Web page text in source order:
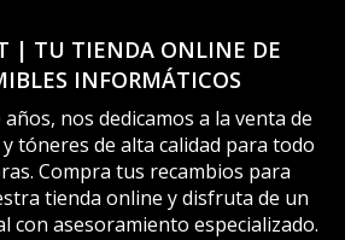
| TU TIENDA ONLINE DE
INFORMÁTICOS
nos dedicamos a la venta de
tóneres de alta calidad para todo
Compra tus recambios para
tienda online y disfruta de un
con asesoramiento especializado.